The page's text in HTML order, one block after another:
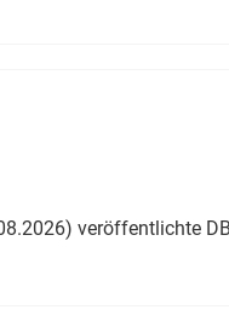
veröffentlichte